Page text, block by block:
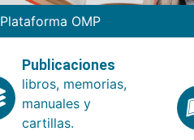
Plataforma OMP
Publicaciones
libros, memorias,
manuales y
cartillas.